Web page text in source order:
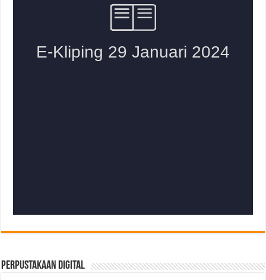
Perpustakaan Digital